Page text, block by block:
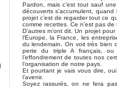
Pardon, mais c’est tout sauf
découverts s’accumulent,
projet c’est de regarder tout ce
comme recettes. Ce n’est pas
D’autres m’ont dit. Un projet
l’Europe, la France, les
du lendemain. On voit très bien
perte du triple A français, ou
l’effondrement de toutes nos
l’organisation de notre pays.
Et pourtant je vais vous dire,
l’avenir.
Soyez rassurés, on ne fera